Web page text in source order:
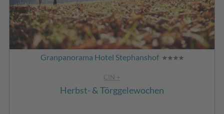
Granpanorama Hotel Stephanshof
CIN +
Herbst- & Törggelewochen